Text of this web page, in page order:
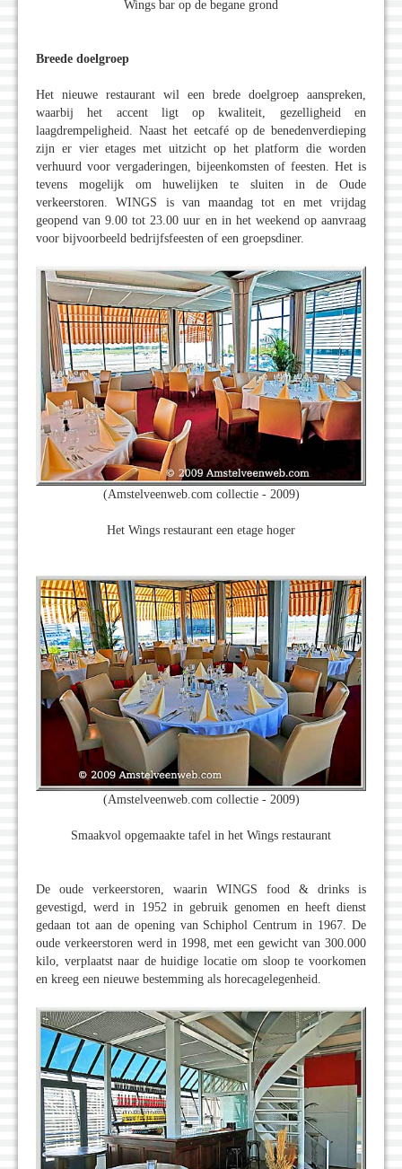
Wings bar op de begane grond
Breede doelgroep
Het nieuwe restaurant wil een brede doelgroep aanspreken,
waarbij het accent ligt op kwaliteit, gezelligheid en
laagdrempeligheid. Naast het eetcafé op de benedenverdieping
zijn er vier etages met uitzicht op het platform die worden
verhuurd voor vergaderingen, bijeenkomsten of feesten. Het is
tevens mogelijk om huwelijken te sluiten in de Oude
verkeerstoren. WINGS is van maandag tot en met vrijdag
geopend van 9.00 tot 23.00 uur en in het weekend op aanvraag
voor bijvoorbeeld bedrijfsfeesten of een groepsdiner.
(Amstelveenweb.com collectie - 2009)
Het Wings restaurant een etage hoger
(Amstelveenweb.com collectie - 2009)
Smaakvol opgemaakte tafel in het Wings restaurant
De oude verkeerstoren, waarin WINGS food & drinks is
gevestigd, werd in 1952 in gebruik genomen en heeft dienst
gedaan tot aan de opening van Schiphol Centrum in 1967. De
oude verkeerstoren werd in 1998, met een gewicht van 300.000
kilo, verplaatst naar de huidige locatie om sloop te voorkomen
en kreeg een nieuwe bestemming als horecagelegenheid.